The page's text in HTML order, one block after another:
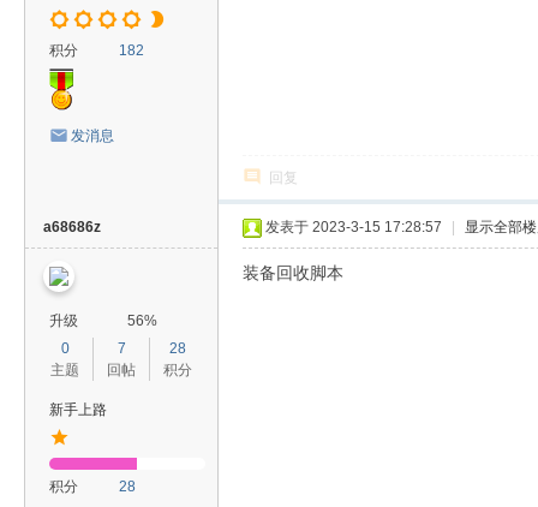
积分 182
发消息
回复
a68686z
升级
56%
0
主题
7
回帖
28
积分
新手上路
积分 28
发表于 2023-3-15 17:28:57 显示全部
装备回收脚本